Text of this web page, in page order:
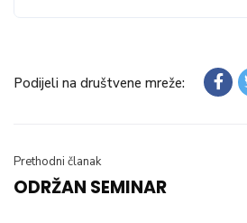
Podijeli na društvene mreže:
Prethodni članak
ODRŽAN SEMINAR